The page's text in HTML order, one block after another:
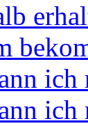
ich
ich